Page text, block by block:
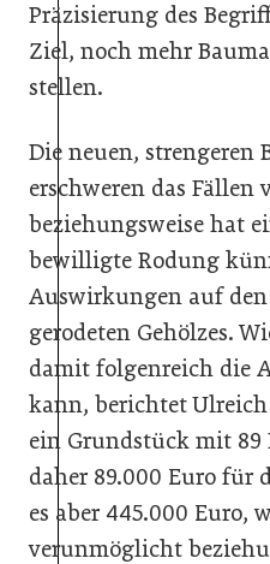
Präzisierung des
Ziel, noch mehr
stellen.
Die neuen, strengeren
erschweren das Fällen
beziehungsweise hat
bewilligte Rodung
Auswirkungen auf
gerodeten Gehölzes.
damit folgenreich die
kann, berichtet
ein Grundstück mit
daher 89.000 Euro für
es aber 445.000 Euro,
verunmöglicht